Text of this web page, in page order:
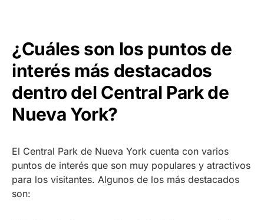
¿Cuáles son los puntos de
interés más destacados
dentro del Central Park de
Nueva York?
El Central Park de Nueva York cuenta con varios
puntos de interés que son muy populares y atractivos
para los visitantes. Algunos de los más destacados
son: